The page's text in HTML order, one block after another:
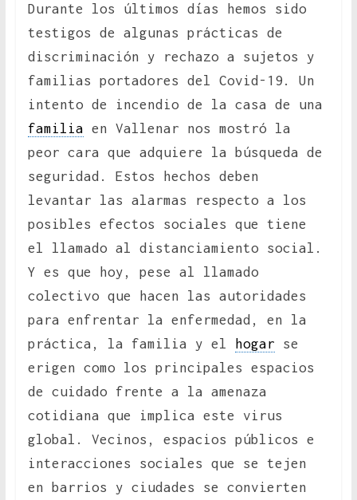
Durante los últimos días hemos sido
testigos de algunas prácticas de
discriminación y rechazo a sujetos y
familias portadores del Covid-19. Un
intento de incendio de la casa de una
familia en Vallenar nos mostró la
peor cara que adquiere la búsqueda de
seguridad. Estos hechos deben
levantar las alarmas respecto a los
posibles efectos sociales que tiene
el llamado al distanciamiento social.
Y es que hoy, pese al llamado
colectivo que hacen las autoridades
para enfrentar la enfermedad, en la
práctica, la familia y el
hogar se
erigen como los principales espacios
de cuidado frente a la amenaza
cotidiana que implica este virus
global. Vecinos, espacios públicos e
interacciones sociales que se tejen
en barrios y ciudades se convierten